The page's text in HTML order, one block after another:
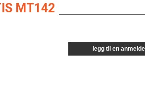
MT142
legg til en